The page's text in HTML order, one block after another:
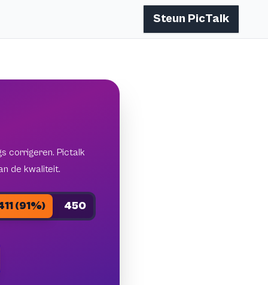
Steun PicTalk
corrigeren. Pictalk
de kwaliteit.
(91%) 450